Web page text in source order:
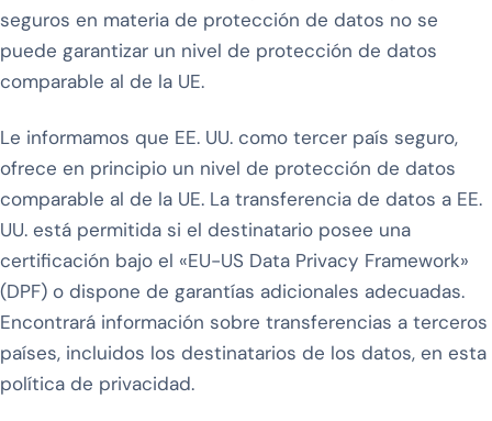
seguros en materia de protección de datos no se
puede garantizar un nivel de protección de datos
comparable al de la UE.
Le informamos que EE. UU. como tercer país seguro,
ofrece en principio un nivel de protección de datos
comparable al de la UE. La transferencia de datos a EE.
UU. está permitida si el destinatario posee una
certificación bajo el «EU-US Data Privacy Framework»
(DPF) o dispone de garantías adicionales adecuadas.
Encontrará información sobre transferencias a terceros
países, incluidos los destinatarios de los datos, en esta
política de privacidad.